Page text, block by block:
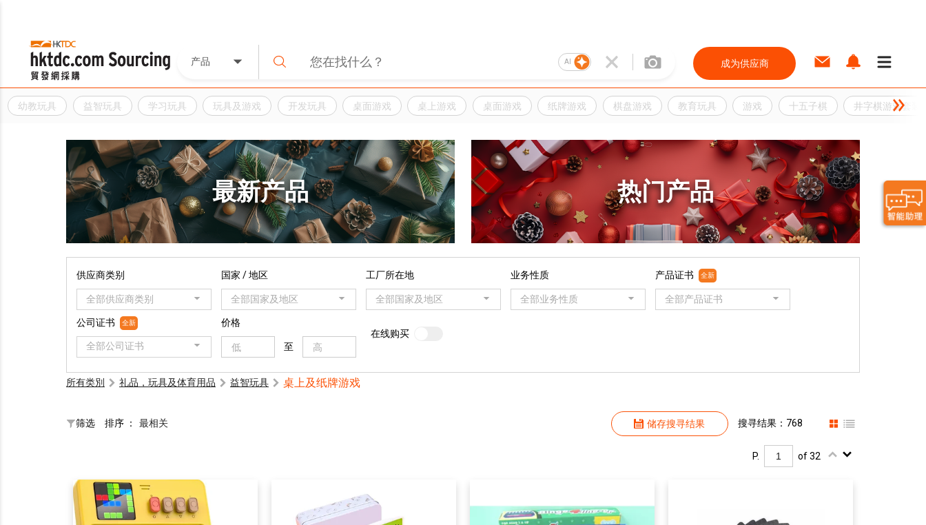
产品 AI 成为供应商
幼教玩具 益智玩具 学习玩具 玩具及游戏 开发玩具 桌面游戏 桌上游戏 桌面游戏 纸牌游戏 棋盘游戏 教育玩具 游戏 十五子棋 井字棋游戏套装
最新产品 热门产品
供应商类别
全部供应商类别
国家 / 地区
全部国家及地区
工厂所在地
全部国家及地区
业务性质
全部业务性质
产品证书 全新
全部产品证书
公司证书 全新
全部公司证书
价格
至
在线购买
所有类別 礼品，玩具及体育用品 益智玩具 桌上及纸牌游戏
筛选 排序 ： 最相关 储存搜寻结果 搜寻结果：768
P. of 32